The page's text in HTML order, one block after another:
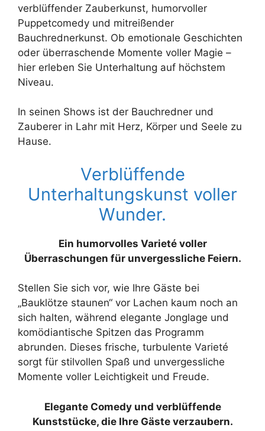
verblüffender Zauberkunst, humorvoller
Puppetcomedy und mitreißender
Bauchrednerkunst. Ob emotionale Geschichten
oder überraschende Momente voller Magie –
hier erleben Sie Unterhaltung auf höchstem
Niveau.
In seinen Shows ist der Bauchredner und
Zauberer in Lahr mit Herz, Körper und Seele zu
Hause.
Verblüffende
Unterhaltungskunst voller
Wunder.
Ein humorvolles Varieté voller
Überraschungen für unvergessliche Feiern.
Stellen Sie sich vor, wie Ihre Gäste bei
„Bauklötze staunen“ vor Lachen kaum noch an
sich halten, während elegante Jonglage und
komödiantische Spitzen das Programm
abrunden. Dieses frische, turbulente Varieté
sorgt für stilvollen Spaß und unvergessliche
Momente voller Leichtigkeit und Freude.
Elegante Comedy und verblüffende
Kunststücke, die Ihre Gäste verzaubern.